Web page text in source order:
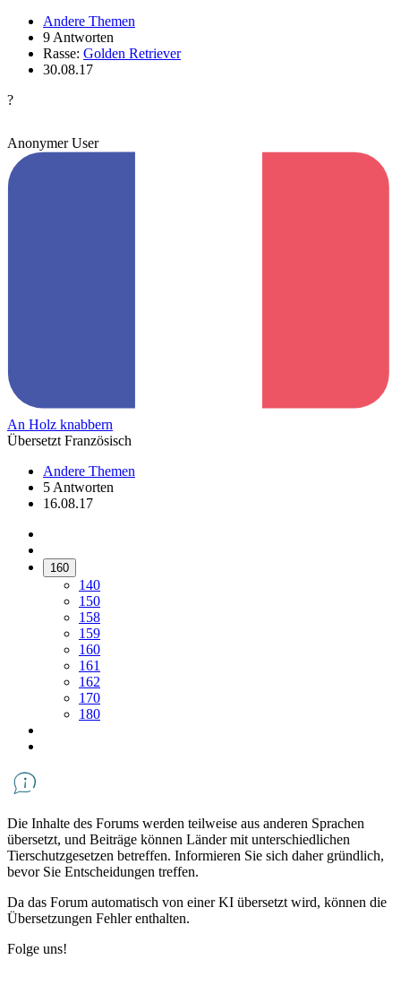
Andere Themen
9 Antworten
Rasse: Golden Retriever
30.08.17
?
Anonymer User
An Holz knabbern
Übersetzt Französisch
Andere Themen
5 Antworten
16.08.17
160
140
150
158
159
160
161
162
170
180
Die Inhalte des Forums werden teilweise aus anderen Sprachen
übersetzt, und Beiträge können Länder mit unterschiedlichen
Tierschutzgesetzen betreffen. Informieren Sie sich daher gründlich,
bevor Sie Entscheidungen treffen.
Da das Forum automatisch von einer KI übersetzt wird, können die
Übersetzungen Fehler enthalten.
Folge uns!